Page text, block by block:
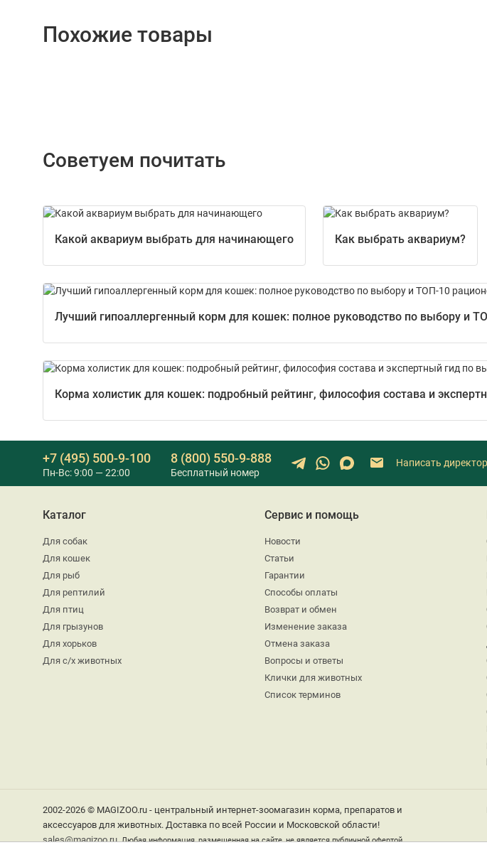
Похожие товары
Советуем почитать
Какой аквариум выбрать для начинающего Как выбрать аквариум?
Лучший гипоаллергенный корм для кошек: полное руководство по выбору и
Корма холистик для кошек: подробный рейтинг, философия состава и
+7 (495) 500-9-100
Пн-Вс: 9:00 — 22:00
8 (800) 550-9-888
Бесплатный номер
Написать
Каталог
Для собак
Для кошек
Для рыб
Для рептилий
Для птиц
Для грызунов
Для хорьков
Для с/х животных
Сервис и помощь
Новости
Статьи
Гарантии
Способы оплаты
Возврат и обмен
Изменение заказа
Отмена заказа
Вопросы и ответы
Клички для животных
Список терминов
2002-2026 © MAGIZOO.ru - центральный интернет-зоомагазин корма, препаратов и
аксессуаров для животных. Доставка по всей России и Московской области!
sales@magizoo.ru Любая информация, размещенная на сайте, не является публичной офертой.